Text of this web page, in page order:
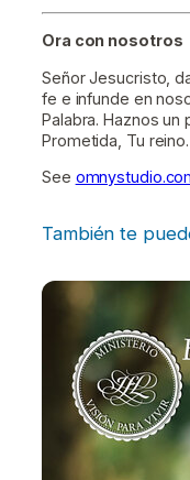
Ora con nosotros
Señor Jesucristo,
fe e infunde en
Palabra. Haznos
Prometida, Tu reino.
See
También te